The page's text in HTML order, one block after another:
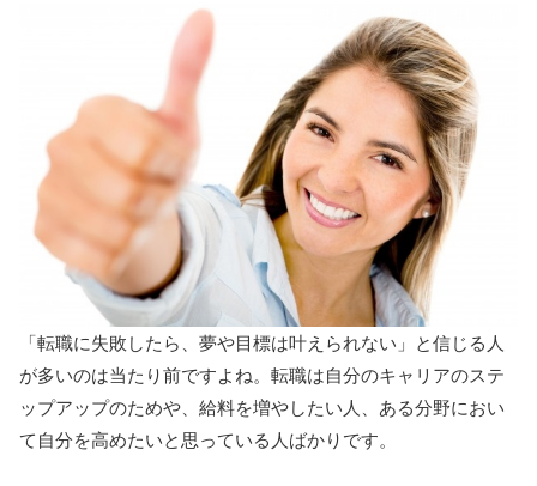
「転職に失敗したら、夢や目標は叶えられない」と信じる人
が多いのは当たり前ですよね。転職は自分のキャリアのステ
ップアップのためや、給料を増やしたい人、ある分野におい
て自分を高めたいと思っている人ばかりです。